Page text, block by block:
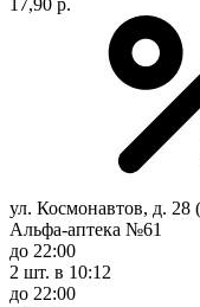
ул. Космонавтов, д. 28
Альфа-аптека №61
до 22:00
2 шт. в 10:12
до 22:00